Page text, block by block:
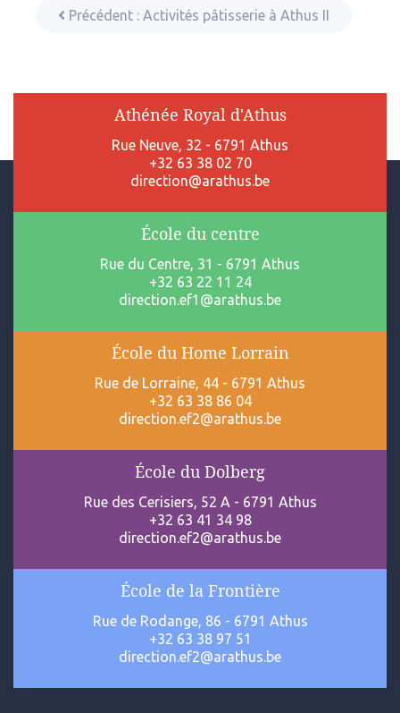
Précédent : Activités pâtisserie à Athus II
Athénée Royal d'Athus
Rue Neuve, 32 - 6791 Athus
+32 63 38 02 70
direction@arathus.be
École du centre
Rue du Centre, 31 - 6791 Athus
+32 63 22 11 24
direction.ef1@arathus.be
École du Home Lorrain
Rue de Lorraine, 44 - 6791 Athus
+32 63 38 86 04
direction.ef2@arathus.be
École du Dolberg
Rue des Cerisiers, 52 A - 6791 Athus
+32 63 41 34 98
direction.ef2@arathus.be
École de la Frontière
Rue de Rodange, 86 - 6791 Athus
+32 63 38 97 51
direction.ef2@arathus.be